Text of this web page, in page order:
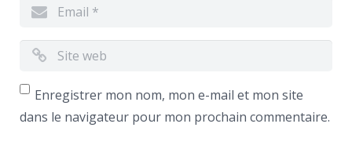
Enregistrer mon nom, mon e-mail et mon site
dans le navigateur pour mon prochain commentaire.